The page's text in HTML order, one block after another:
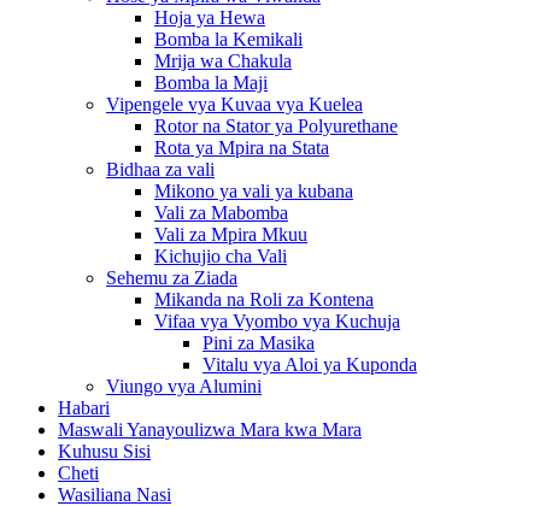
Hoja ya Hewa
Bomba la Kemikali
Mrija wa Chakula
Bomba la Maji
Vipengele vya Kuvaa vya Kuelea
Rotor na Stator ya Polyurethane
Rota ya Mpira na Stata
Bidhaa za vali
Mikono ya vali ya kubana
Vali za Mabomba
Vali za Mpira Mkuu
Kichujio cha Vali
Sehemu za Ziada
Mikanda na Roli za Kontena
Vifaa vya Vyombo vya Kuchuja
Pini za Masika
Vitalu vya Aloi ya Kuponda
Viungo vya Alumini
Habari
Maswali Yanayoulizwa Mara kwa Mara
Kuhusu Sisi
Cheti
Wasiliana Nasi